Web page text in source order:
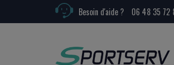
Besoin d'aide ? 06 48 35 72